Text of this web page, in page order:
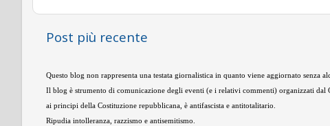
Post più recente
Questo blog non rappresenta una testata giornalistica in quanto viene aggiornato
Il blog è strumento di comunicazione degli eventi (e i relativi commenti) organizzati
ai principi della Costituzione repubblicana, è antifascista e antitotalitario.
Ripudia intolleranza, razzismo e antisemitismo.